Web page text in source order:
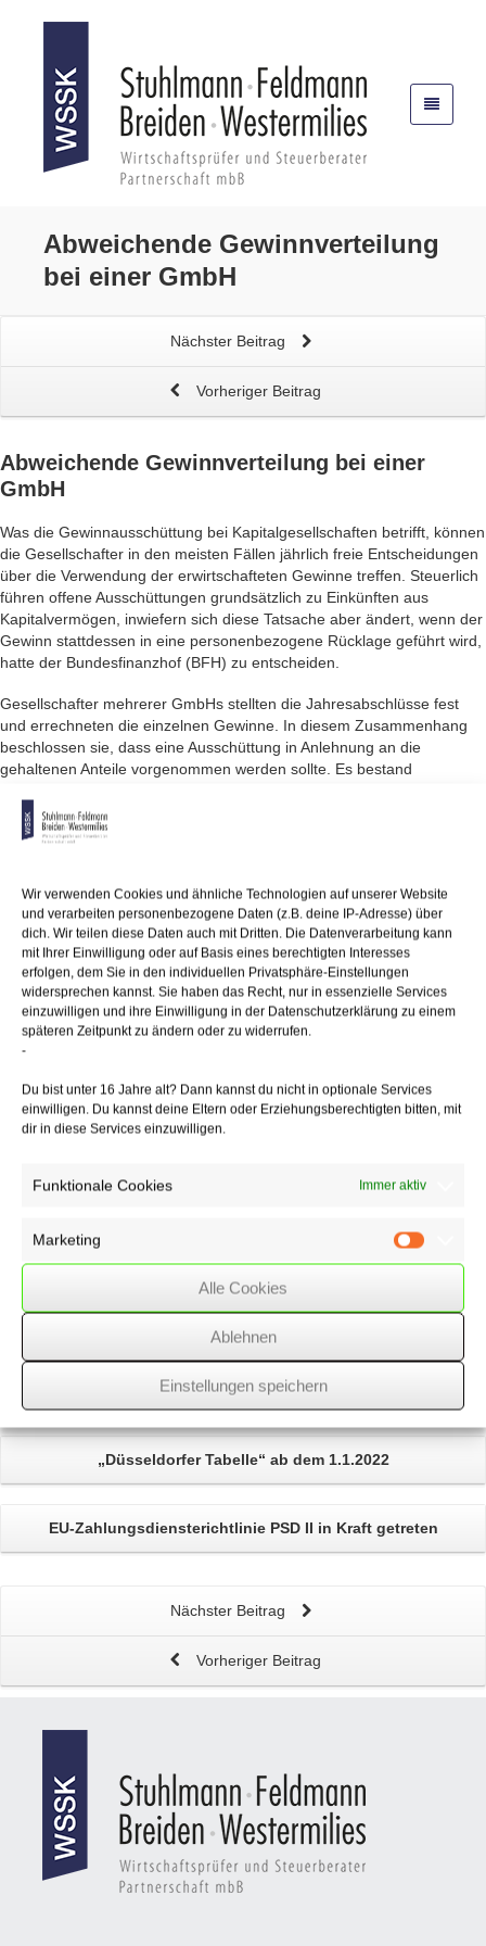
Wir verwenden Cookies und ähnliche Technologien auf unserer Website
und verarbeiten personenbezogene Daten (z.B. deine IP-Adresse) über
dich. Wir teilen diese Daten auch mit Dritten. Die Datenverarbeitung kann
mit Ihrer Einwilligung oder auf Basis eines berechtigten Interesses
erfolgen, dem Sie in den individuellen Privatsphäre-Einstellungen
widersprechen kannst. Sie haben das Recht, nur in essenzielle Services
einzuwilligen und ihre Einwilligung in der Datenschutzerklärung zu einem
späteren Zeitpunkt zu ändern oder zu widerrufen.
-
Du bist unter 16 Jahre alt? Dann kannst du nicht in optionale Services
einwilligen. Du kannst deine Eltern oder Erziehungsberechtigten bitten, mit
dir in diese Services einzuwilligen.
Funktionale Cookies Immer aktiv
Marketing
Alle Cookies
Ablehnen
Einstellungen speichern
Abweichende Gewinnverteilung
bei einer GmbH
Nächster Beitrag
Vorheriger Beitrag
Abweichende Gewinnverteilung bei einer
GmbH
Was die Gewinnausschüttung bei Kapitalgesellschaften betrifft, können
die Gesellschafter in den meisten Fällen jährlich freie Entscheidungen
über die Verwendung der erwirtschafteten Gewinne treffen. Steuerlich
führen offene Ausschüttungen grundsätzlich zu Einkünften aus
Kapitalvermögen, inwiefern sich diese Tatsache aber ändert, wenn der
Gewinn stattdessen in eine personenbezogene Rücklage geführt wird,
hatte der Bundesfinanzhof (BFH) zu entscheiden.
Gesellschafter mehrerer GmbHs stellten die Jahresabschlüsse fest
und errechneten die einzelnen Gewinne. In diesem Zusammenhang
beschlossen sie, dass eine Ausschüttung in Anlehnung an die
gehaltenen Anteile vorgenommen werden sollte. Es bestand
nicht ausschütten zu lassen und den personenbezogenen Rücklagen
hinzuzubuchen. Das Finanzamt setzte in diesen Fällen, trotz fehlender
Dies geschah jedoch zu Unrecht, wie der BFH entschied. Um
personengebundene Ausschüttungen aus Rücklagen vornehmen zu
können, wird erneut ein Gesellschafterbeschluss benötigt, sodass erst
dann die Auszahlung vorgenommen und ein entsprechender Zufluss
vorliegen könnte. Durch die Entscheidung gegen die Auszahlung und
für die Rücklage kann es zu keinem Zufluss gekommen sein, welcher
für den Ansatz von Kapitaleinkünften notwendig wäre. Somit darf auch
kein Ansatz im Einkommensteuerbescheid erfolgen. Ob es sich bei
oder nicht, ist für die Beurteilung irrelevant.
05/05/2022 / WSSK
Überden Autor
der Großeltern mit ihren Enkelkindern
„Düsseldorfer Tabelle“ ab dem 1.1.2022
EU-ZahlungsdiensterichtliniePSD II in Kraft getreten
Nächster Beitrag
Vorheriger Beitrag